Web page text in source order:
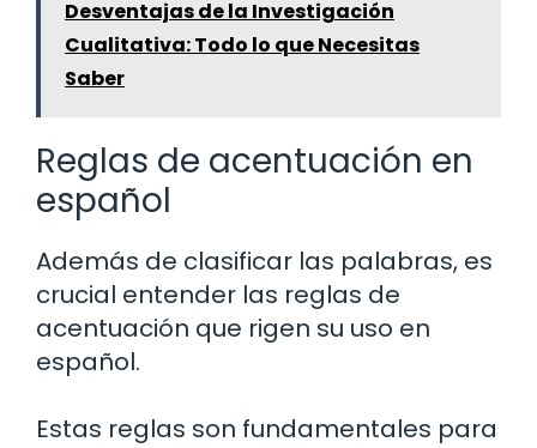
Desventajas de la Investigación
Cualitativa: Todo lo que Necesitas
Saber
Reglas de acentuación en
español
Además de clasificar las palabras, es
crucial entender las reglas de
acentuación que rigen su uso en
español.
Estas reglas son fundamentales para